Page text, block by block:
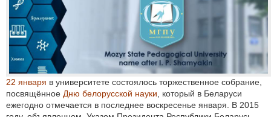
22 января в университете состоялось торжественное собрание,
посвящённое Дню белорусской науки , который в Беларуси
ежегодно отмечается в последнее воскресенье января. В 2015